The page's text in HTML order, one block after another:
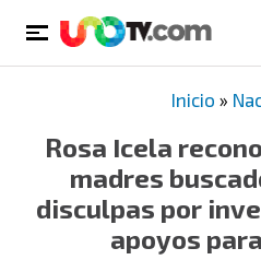
Inicio »
Rosa Icela
madres
disculpas por
apoyos